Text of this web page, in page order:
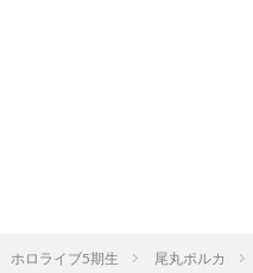
ホロライブ5期生
尾丸ポルカ